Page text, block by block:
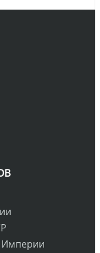
Империи